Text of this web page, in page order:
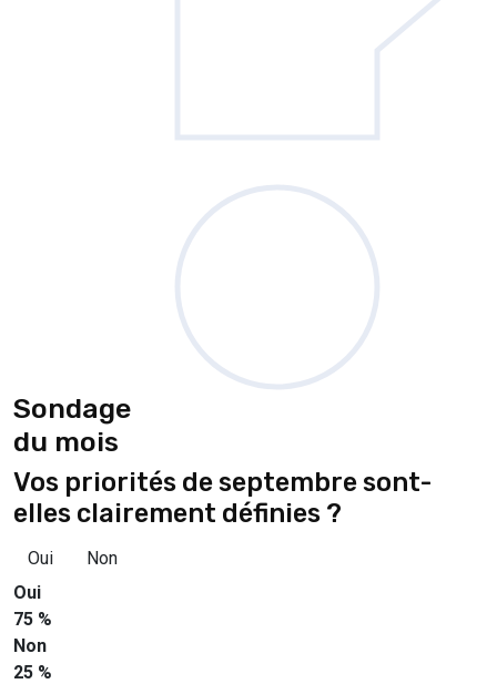
Sondage
du mois
Vos priorités de septembre sont-
elles clairement définies ?
Oui
Non
Oui
75 %
Non
25 %